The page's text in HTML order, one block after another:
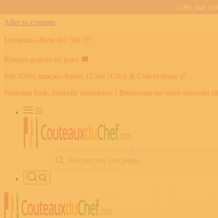
Aller au contenu
Livraison offerte dès 59€ 📦
Retours gratuits 60 jours 🚚
Site 100% français depuis 15 ans | Click & Collect dispo 🥖
Nouveau look, nouvelle expérience ! Bienvenue sur notre nouveau